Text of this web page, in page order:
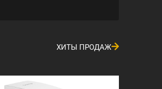
ХИТЫ ПРОДАЖ